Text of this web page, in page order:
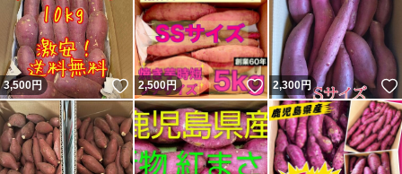
3,500円 いいね！
2,500円 いいね！
2,300円